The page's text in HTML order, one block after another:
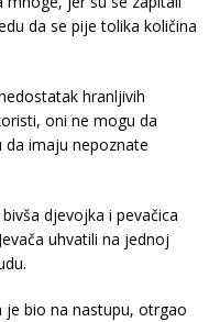
da se pije tolika količina
hranljivih
oni ne mogu da
da imaju nepoznate
djevojka i pevačica
uhvatili na jednoj
je bio na nastupu, otrgao